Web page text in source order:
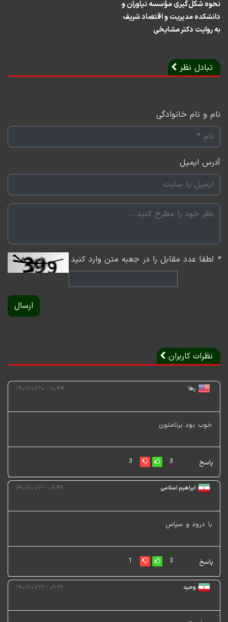
نحوه شکل‌گیری مؤسسه نیاوران و
دانشکده مدیریت و اقتصاد شریف
به روایت دکتر مشایخی
تبادل نظر
نام و نام خانوادگی
آدرس ایمیل
* لطفا عدد مقابل را در جعبه متن وارد کنید
ارسال
نظرات کاربران
رها ۱۰:۴۴ - ۱۴۰۲/۰۱/۲۰
خوب بود برنامتون
پاسخ 3
3
ابراهیم اسلامی ۰۹:۴۶ - ۱۴۰۲/۰۱/۲۱
با درود و سپاس
پاسخ 3
1
وحید ۰۹:۲۶ - ۱۴۰۲/۰۱/۲۲